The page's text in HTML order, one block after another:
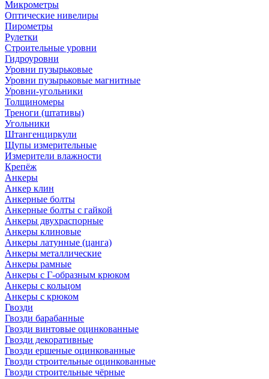
Микрометры
Оптические нивелиры
Пирометры
Рулетки
Строительные уровни
Гидроуровни
Уровни пузырьковые
Уровни пузырьковые магнитные
Уровни-угольники
Толщиномеры
Треноги (штативы)
Угольники
Штангенциркули
Щупы измерительные
Измерители влажности
Крепёж
Анкеры
Анкер клин
Анкерные болты
Анкерные болты с гайкой
Анкеры двухраспорные
Анкеры клиновые
Анкеры латунные (цанга)
Анкеры металлические
Анкеры рамные
Анкеры с Г-образным крюком
Анкеры с кольцом
Анкеры с крюком
Гвозди
Гвозди барабанные
Гвозди винтовые оцинкованные
Гвозди декоративные
Гвозди ершеные оцинкованные
Гвозди строительные оцинкованные
Гвозди строительные чёрные